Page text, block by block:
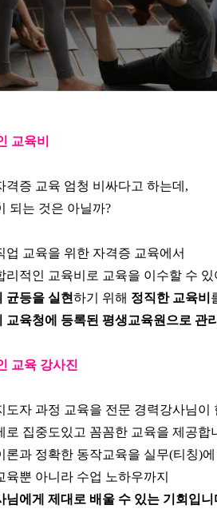
교육비
격증 교육 엄청 비싸다고 하는데,
되는 것은 아닐까?
업 교육을 위한 자격증 교육에서
리적인 교육비로 교육을 이수할 수 있
균등을 실현하기 위해 정직한 교육비
교육청에 등록된 평생교육원으로 관
교육 강사진
도자 과정 교육을 전문 경력강사님이
로 집중도있고 꼼꼼한 교육을 제공합
론과 정확한 동작교육을 실무(티칭)
육뿐 아니라 수업 노하우까지
님에게 제대로 배울 수 있는 기회입니